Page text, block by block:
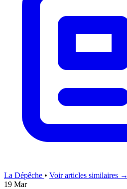
La Dépêche • Voir articles similaires →
19 Mar